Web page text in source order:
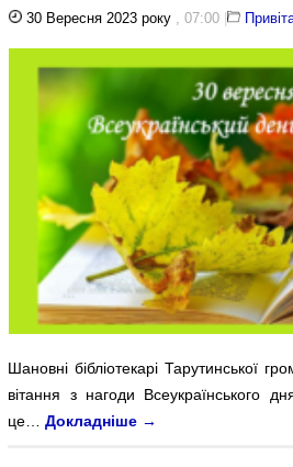
30 Вересня 2023 року , 07:00 |
Шановні бібліотекарі Тарутинської
вітання з нагоди Всеукраїнського
це…Докладніше →